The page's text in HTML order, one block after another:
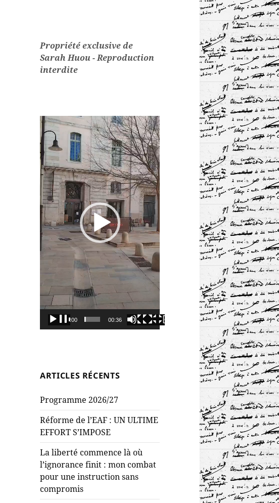
Propriété exclusive de
Sarah Huou - Reproduction
interdite
Lecteur
vidéo
00:00 00:36
ARTICLES RÉCENTS
Programme 2026/27
Réforme de l’EAF : UN ULTIME
EFFORT S’IMPOSE
La liberté commence là où
l’ignorance finit : mon combat
pour une instruction sans
compromis